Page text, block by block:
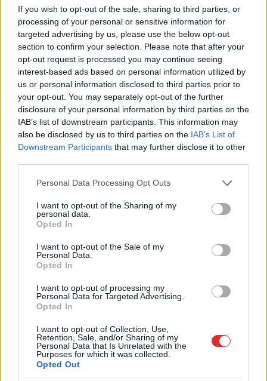
If you wish to opt-out of the sale, sharing to third parties, or
processing of your personal or sensitive information for
targeted advertising by us, please use the below opt-out
section to confirm your selection. Please note that after your
opt-out request is processed you may continue seeing
interest-based ads based on personal information utilized by
us or personal information disclosed to third parties prior to
your opt-out. You may separately opt-out of the further
disclosure of your personal information by third parties on the
IAB’s list of downstream participants. This information may
also be disclosed by us to third parties on the IAB’s List of
Downstream Participants that may further disclose it to other
Please note that this website/app uses one or more Google
not limited to your visit or usage behaviour. You may click to
grant or deny consent to Google and its third-party tags to
use your data for below specified purposes in below Google
consent section.
Personal Data Processing Opt Outs
I want to opt-out of the Sharing of my
personal data.
Opted In
I want to opt-out of the Sale of my
Personal Data.
Opted In
I want to opt-out of processing my
Personal Data for Targeted Advertising.
Opted In
I want to opt-out of Collection, Use,
Retention, Sale, and/or Sharing of my
Personal Data that Is Unrelated with the
Purposes for which it was collected.
Opted Out
* Par deklarāciju iesniegšanu var konsultēties,
zvanot pa VID konsultatīvo tālruni 67120000.
TĒMAS
gada ienākumu deklarācija ienākumu deklarācija
Valsts ieņēmumu dienests
SAISTĪTIE RAKSTI
Tuvojas
puse iedzīvotāju nav informēti
par visām iespējām atgūt
Gada ienākumu deklarācija –
Viss, kas par to jāzina!